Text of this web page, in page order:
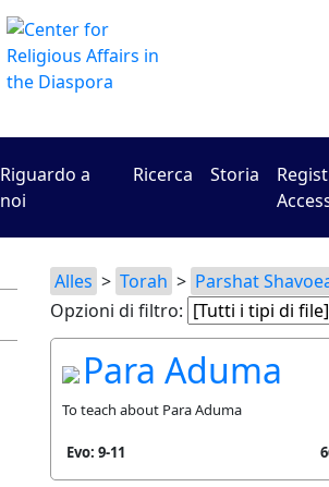
Riguardo a
noi
Ricerca Storia
Alles > Torah > Parshat
Opzioni di filtro:
Para Aduma
To teach about Para Aduma
Evo: 9-11